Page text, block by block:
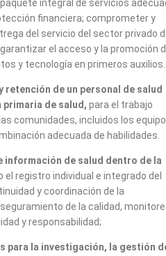
integral de servicios
financiera; comprometer y
del servicio del sector privado
el acceso y la promoción
y tecnología en primeros auxilios.
de un personal de salud
de salud, para el trabajo
comunidades, incluidos los
adecuada de habilidades.
información de salud dentro de la
el registro individual e integrado del
y coordinación de la
de la calidad,
y responsabilidad;
para la investigación, la gestión